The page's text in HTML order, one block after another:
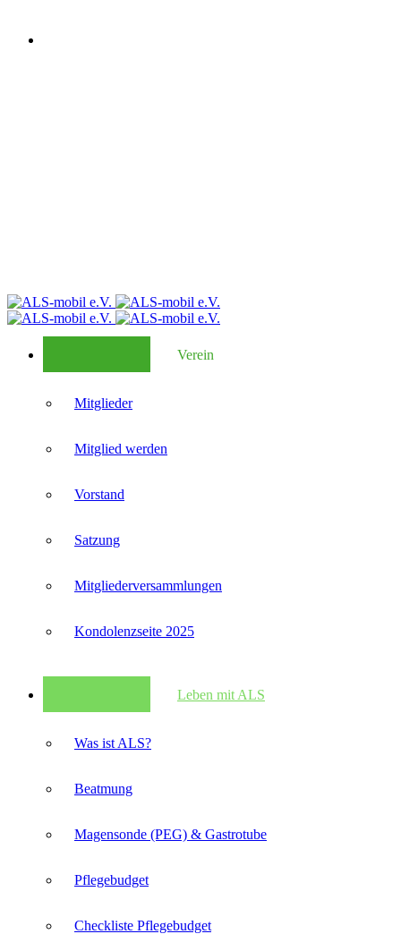
Verein
Mitglieder
Mitglied werden
Vorstand
Satzung
Mitglieder­versammlungen
Kondolenzseite 2025
Leben mit ALS
Was ist ALS?
Beatmung
Magensonde (PEG) & Gastrotube
Pflegebudget
Checkliste Pflegebudget